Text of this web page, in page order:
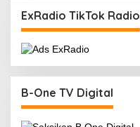
ExRadio TikTok Radio
B-One TV Digital